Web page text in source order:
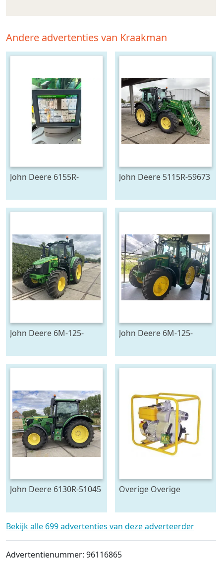
Andere advertenties van Kraakman
John Deere 6155R-
John Deere 5115R-59673
John Deere 6M-125-
John Deere 6M-125-
John Deere 6130R-51045
Overige Overige
Bekijk alle 699 advertenties van deze adverteerder
Advertentienummer: 96116865